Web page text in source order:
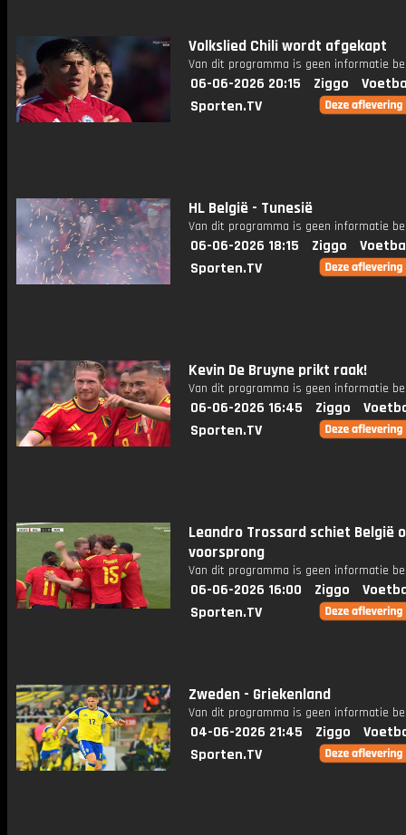
Volkslied Chili wordt afgekapt
Van dit programma is geen informatie
06-06-2026 20:15 Ziggo
Sporten.TV
HL België - Tunesië
Van dit programma is geen informatie
06-06-2026 18:15 Ziggo
Sporten.TV
Kevin De Bruyne prikt raak!
Van dit programma is geen informatie
06-06-2026 16:45 Ziggo
Sporten.TV
Leandro Trossard schiet België
voorsprong
Van dit programma is geen informatie
06-06-2026 16:00 Ziggo
Sporten.TV
Zweden - Griekenland
Van dit programma is geen informatie
04-06-2026 21:45 Ziggo
Sporten.TV